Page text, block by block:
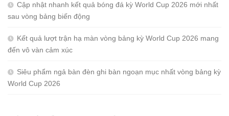
Cập nhật nhanh kết quả bóng đá kỳ World Cup 2026 mới nhất
sau vòng bảng biến động
Kết quả lượt trận hạ màn vòng bảng kỳ World Cup 2026 mang
đến vô vàn cảm xúc
Siêu phẩm ngả bàn đèn ghi bàn ngoạn mục nhất vòng bảng kỳ
World Cup 2026